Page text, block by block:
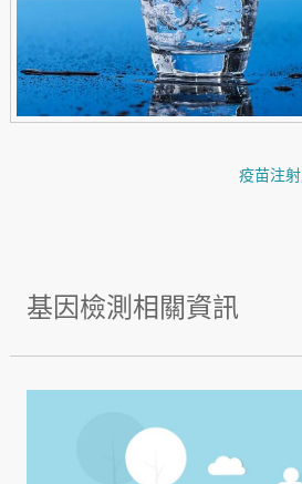
疫苗注射,
基因檢測相關資訊